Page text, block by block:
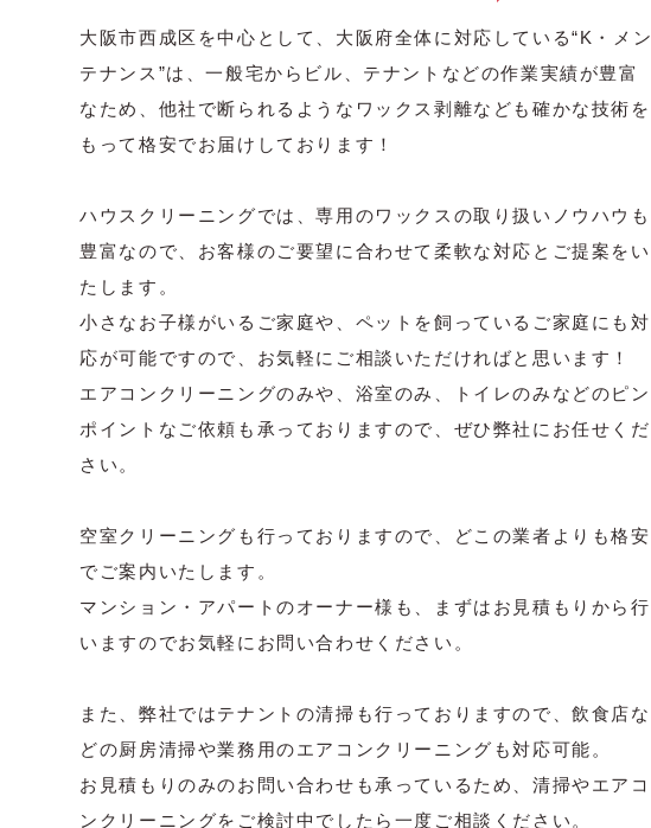
大阪市西成区を中心として、大阪府全体に対応している“K・メン
テナンス”は、一般宅からビル、テナントなどの作業実績が豊富
なため、他社で断られるようなワックス剥離なども確かな技術を
もって格安でお届けしております！
ハウスクリーニングでは、専用のワックスの取り扱いノウハウも
豊富なので、お客様のご要望に合わせて柔軟な対応とご提案をい
たします。
小さなお子様がいるご家庭や、ペットを飼っているご家庭にも対
応が可能ですので、お気軽にご相談いただければと思います！
エアコンクリーニングのみや、浴室のみ、トイレのみなどのピン
ポイントなご依頼も承っておりますので、ぜひ弊社にお任せくだ
さい。
空室クリーニングも行っておりますので、どこの業者よりも格安
でご案内いたします。
マンション・アパートのオーナー様も、まずはお見積もりから行
いますのでお気軽にお問い合わせください。
また、弊社ではテナントの清掃も行っておりますので、飲食店な
どの厨房清掃や業務用のエアコンクリーニングも対応可能。
お見積もりのみのお問い合わせも承っているため、清掃やエアコ
ンクリーニングをご検討中でしたら一度ご相談ください。